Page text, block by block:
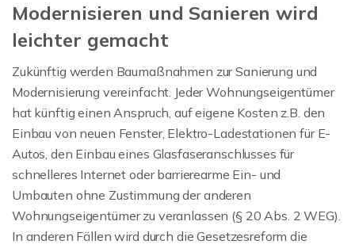
Modernisieren und Sanieren wird
leichter gemacht
Zukünftig werden Baumaßnahmen zur Sanierung und
Modernisierung vereinfacht. Jeder Wohnungseigentümer
hat künftig einen Anspruch, auf eigene Kosten z.B. den
Einbau von neuen Fenster, Elektro-Ladestationen für E-
Autos, den Einbau eines Glasfaseranschlusses für
schnelleres Internet oder barrierearme Ein- und
Umbauten ohne Zustimmung der anderen
Wohnungseigentümer zu veranlassen (§ 20 Abs. 2 WEG).
In anderen Fällen wird durch die Gesetzesreform die